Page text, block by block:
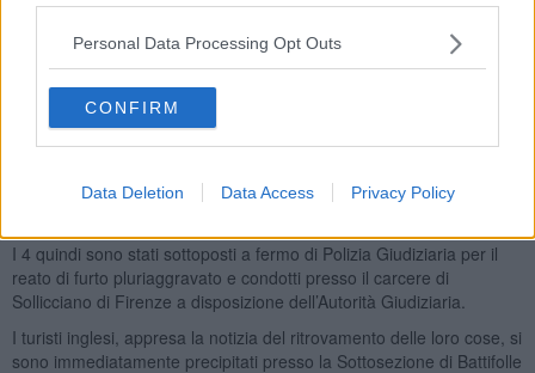
Personal Data Processing Opt Outs
CONFIRM
Data Deletion Data Access Privacy Policy
elettronici che servono ad inibire le onde elettromagnetiche dei
telecomandi delle auto: i malcapitati pensando di avere chiuso le
loro auto si recano in autogrill tranquilli ed invece al ritorno trovano
l’amara sorpresa dell’auto aperta e del furto subito.
Incrociando i dati a disposizione ed interessando vari uffici di polizia
gli operatori riuscivano ad accertare ben due furti avvenuti nella
ai danni di un turista coreano e l’atro in provincia di Piacenza ai
I 4 quindi sono stati sottoposti a fermo di Polizia Giudiziaria per il
reato di furto pluriaggravato e condotti presso il carcere di
Sollicciano di Firenze a disposizione dell’Autorità Giudiziaria.
I turisti inglesi, appresa la notizia del ritrovamento delle loro cose, si
sono immediatamente precipitati presso la Sottosezione di Battifolle